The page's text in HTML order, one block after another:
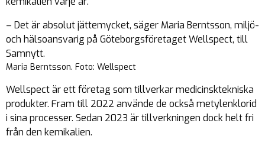
– Det är absolut jättemycket, säger Maria Berntsson, miljö-
och hälsoansvarig på Göteborgsföretaget Wellspect, till
Samnytt.
Maria Berntsson. Foto: Wellspect
Wellspect är ett företag som tillverkar medicinsktekniska
produkter. Fram till 2022 använde de också metylenklorid
i sina processer. Sedan 2023 är tillverkningen dock helt fri
från den kemikalien.